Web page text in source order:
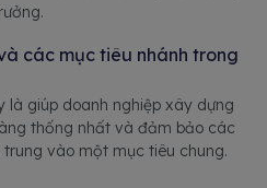
các mục tiêu nhánh trong
là giúp doanh nghiệp xây dựng
thống nhất và đảm bảo các
vào một mục tiêu chung.